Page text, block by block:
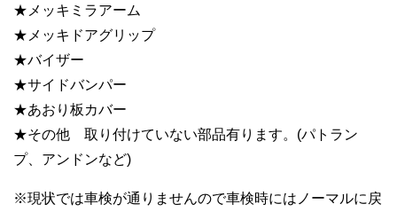
★メッキミラアーム
★メッキドアグリップ
★バイザー
★サイドバンパー
★あおり板カバー
★その他 取り付けていない部品有ります。(パトラン
プ、アンドンなど)
※現状では車検が通りませんので車検時にはノーマルに戻